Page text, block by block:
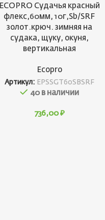
ECOPRO Судачья красный
флекс,60мм, 10г,Sb/SRF
золот.крюч. зимняя на
судака, щуку, окуня,
вертикальная
Ecopro
Артикул: EPSSGT60SBSRF
40 в наличии
736,00 ₽